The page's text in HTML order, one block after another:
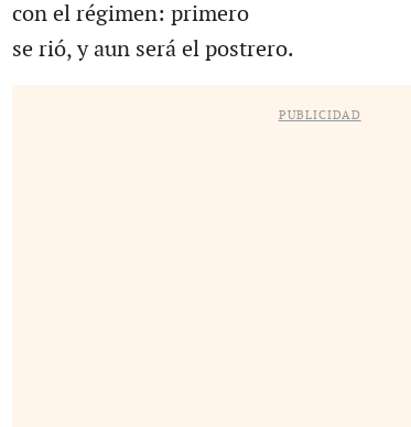
con el régimen: primero
se rió, y aun será el postrero.
PUBLICIDAD